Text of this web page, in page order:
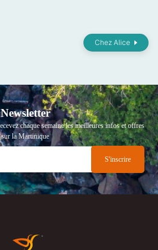
Chez Alice
Newsletter
chaque semaine les meilleures infos et offres
sur la Martinique